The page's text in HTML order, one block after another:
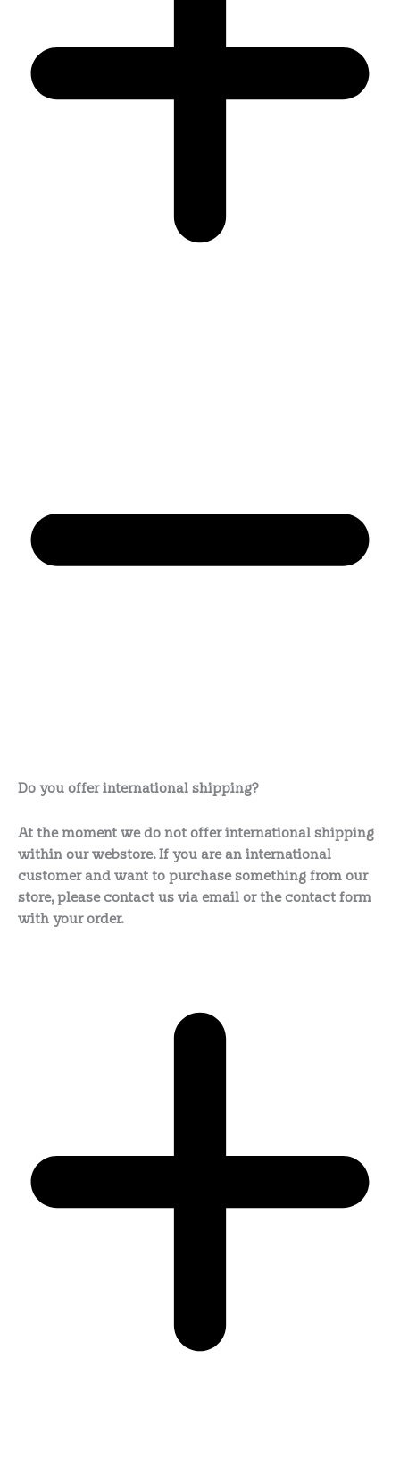
Do you offer international shipping?
At the moment we do not offer international shipping
within our webstore. If you are an international
customer and want to purchase something from our
store, please contact us via email or the contact form
with your order.